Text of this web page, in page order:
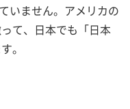
いません。アメリカの
て、日本でも「日本
。